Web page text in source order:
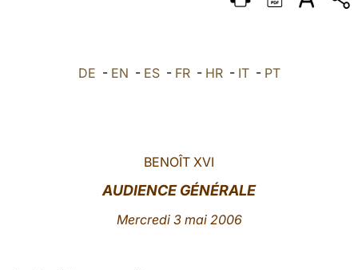
DEUTSCH
العربيّة DE - EN - ES- FR- HR- IT- PT
BENOÎT XVI
AUDIENCE GÉNÉRALE
Mercredi 3 mai 2006